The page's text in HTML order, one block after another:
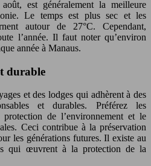
est généralement la meilleure
Le temps est plus sec et les
autour de 27°C. Cependant,
l’année. Il faut noter qu’environ
année à Manaus.
durable
et des lodges qui adhèrent à des
et durables. Préférez les
protection de l’environnement et le
Ceci contribue à la préservation
les générations futures. Il existe au
qui œuvrent à la protection de la